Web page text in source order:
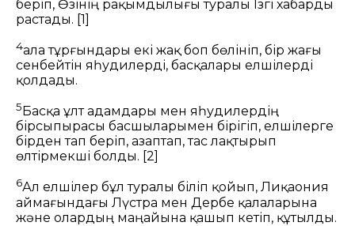
беріп, Өзінің рақымдылығы туралы Ізгі хабарды
растады. [1]
4Қала тұрғындары екі жақ боп бөлініп, бір жағы
сенбейтін яһудилерді, басқалары елшілерді
қолдады.
5 Басқа ұлт адамдары мен яһудилердің
бірсыпырасы басшыларымен бірігіп, елшілерге
бірден тап беріп, азаптап, тас лақтырып
өлтірмекші болды. [2]
6Ал елшілер бұл туралы біліп қойып, Лиқаония
аймағындағы Лүстра мен Дербе қалаларына
және олардың маңайына қашып кетіп, құтылды.